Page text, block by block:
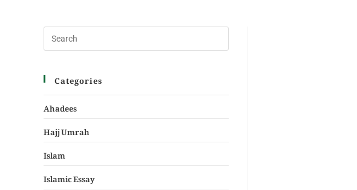
Categories
Ahadees
Hajj Umrah
Islam
Islamic Essay